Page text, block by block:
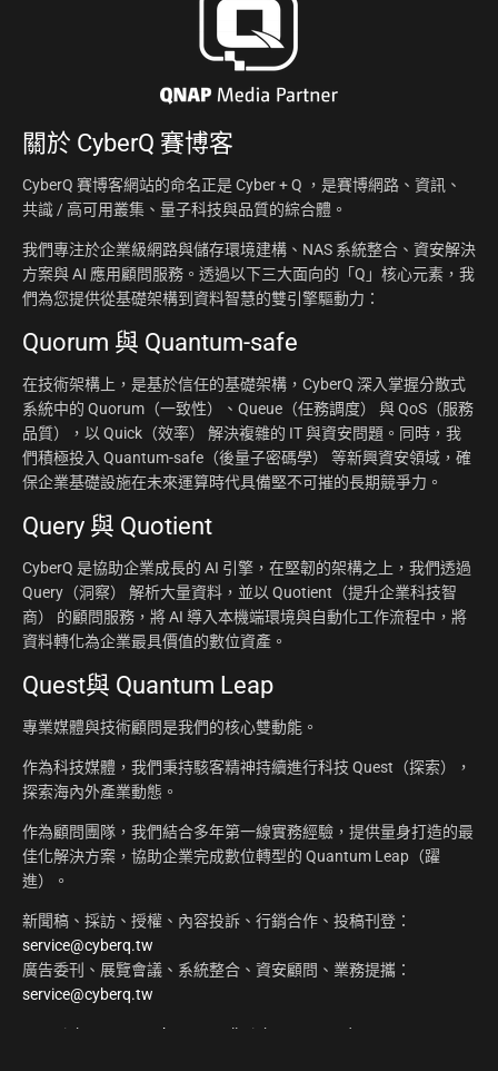
關於 CyberQ 賽博客
CyberQ 賽博客網站的命名正是 Cyber + Q ，是賽博網路、資訊、
共識 / 高可用叢集、量子科技與品質的綜合體。
我們專注於企業級網路與儲存環境建構、NAS 系統整合、資安解決
方案與 AI 應用顧問服務。透過以下三大面向的「Q」核心元素，我
們為您提供從基礎架構到資料智慧的雙引擎驅動力：
Quorum 與 Quantum-safe
在技術架構上，是基於信任的基礎架構，CyberQ 深入掌握分散式
系統中的 Quorum（一致性）、Queue（任務調度） 與 QoS（服務
品質），以 Quick（效率） 解決複雜的 IT 與資安問題。同時，我
們積極投入 Quantum-safe（後量子密碼學） 等新興資安領域，確
保企業基礎設施在未來運算時代具備堅不可摧的長期競爭力。
Query 與 Quotient
CyberQ 是協助企業成長的 AI 引擎，在堅韌的架構之上，我們透過
Query（洞察） 解析大量資料，並以 Quotient（提升企業科技智
商） 的顧問服務，將 AI 導入本機端環境與自動化工作流程中，將
資料轉化為企業最具價值的數位資產。
Quest與 Quantum Leap
專業媒體與技術顧問是我們的核心雙動能。
作為科技媒體，我們秉持駭客精神持續進行科技 Quest（探索），
探索海內外產業動態。
作為顧問團隊，我們結合多年第一線實務經驗，提供量身打造的最
佳化解決方案，協助企業完成數位轉型的 Quantum Leap（躍
進）。
新聞稿、採訪、授權、內容投訴、行銷合作、投稿刊登：
service@cyberq.tw
廣告委刊、展覽會議、系統整合、資安顧問、業務提攜：
service@cyberq.tw
Copyright ©2026 CyberQ.tw All Rights Reserved.